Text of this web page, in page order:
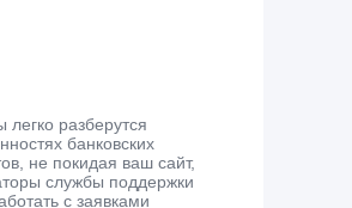
легко разберутся
банковских
не покидая ваш сайт,
службы поддержки
с заявками